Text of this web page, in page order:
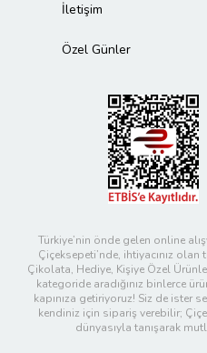
İletişim
Özel Günler
Türkiye’nin önde gelen online
Çiçeksepeti’nde, ihtiyacınız
Çikolata, Hediye, Kişiye Özel
kategoride aradığınız binlerce
kapınıza getiriyoruz! Siz de ister
kendiniz için sipariş verebilir;
dünyasıyla tanışarak